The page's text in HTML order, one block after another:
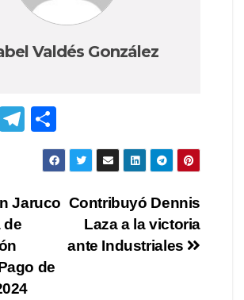
Valdés González
T
T
el
gr
o
m
p
tir
Contribuyó Dennis
Laza a la victoria
ante Industriales
Jaruco
de
de